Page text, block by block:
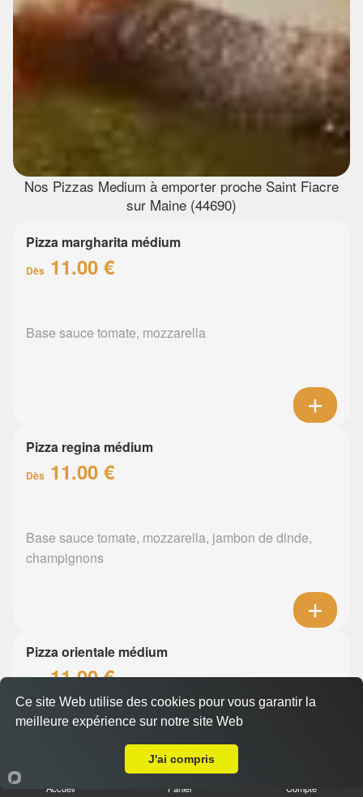
Nos Pizzas Medium à emporter proche Saint Fiacre
sur Maine (44690)
Pizza margharita médium
Dès 11.00 €
Base sauce tomate, mozzarella
Pizza regina médium
Dès 11.00 €
Base sauce tomate, mozzarella, jambon de dinde,
champignons
Pizza orientale médium
Dès11.00 €
Base sauce tomate, mozzarella, merguez, poivrons
Accueil Panier Compte
Ce site Web utilise des cookies pour vous garantir la
meilleure expérience sur notre site Web
J'ai compris